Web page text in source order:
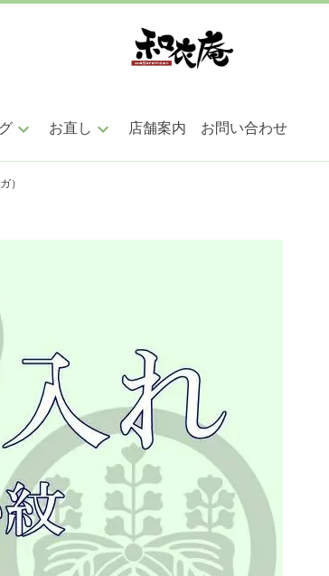
振袖・留袖
喪服
羽織・道行・道中着
長襦袢
keyboard_arrow_down お直し keyboard_arrow_down 店舗案内 お問い合わせ
）